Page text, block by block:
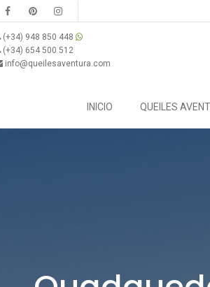
(+34) 948 850 448
(+34) 654 500 512
info@queilesaventura.com
INICIO QUEILES